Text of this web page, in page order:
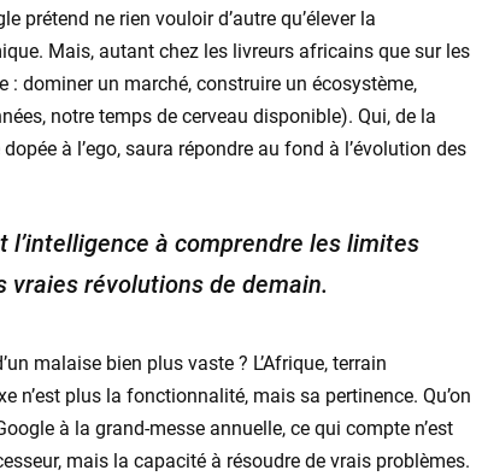
prétend ne rien vouloir d’autre qu’élever la
Mais, autant chez les livreurs africains que sur les
: dominer un marché, construire un écosystème,
notre temps de cerveau disponible). Qui, de la
à l’ego, saura répondre au fond à l’évolution des
l’intelligence à comprendre les limites
révolutions de demain.
malaise bien plus vaste ? L’Afrique, terrain
n’est plus la fonctionnalité, mais sa pertinence. Qu’on
à la grand-messe annuelle, ce qui compte n’est
mais la capacité à résoudre de vrais problèmes.